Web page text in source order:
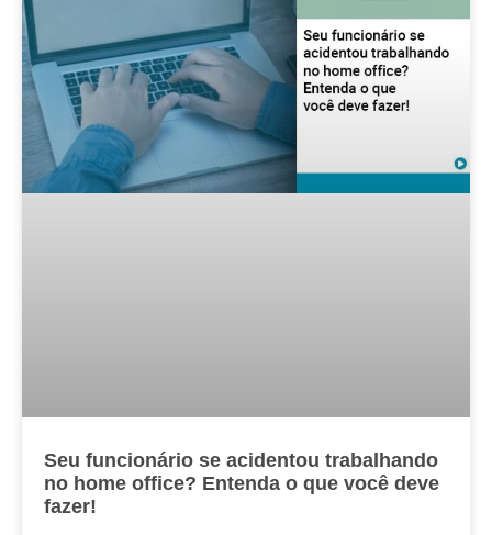
Seu funcionário se acidentou trabalhando
no home office? Entenda o que você deve
fazer!